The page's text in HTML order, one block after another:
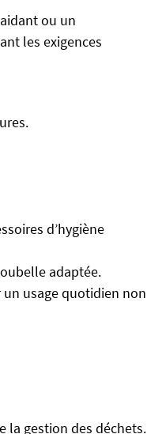
ou un
les exigences
d’hygiène
adaptée.
usage quotidien non
la gestion des déchets.